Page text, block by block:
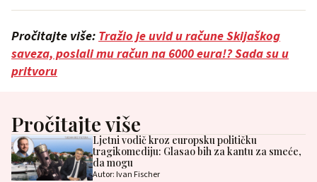
Pročitajte više:Tražio je uvid u račune Skijaškog
saveza, poslali mu račun na 6000 eura!? Sada su u
pritvoru
Pročitajte više
Ljetni vodič kroz europsku političku
tragikomediju: Glasao bih za kantu za smeće,
da mogu
Autor: Ivan Fischer